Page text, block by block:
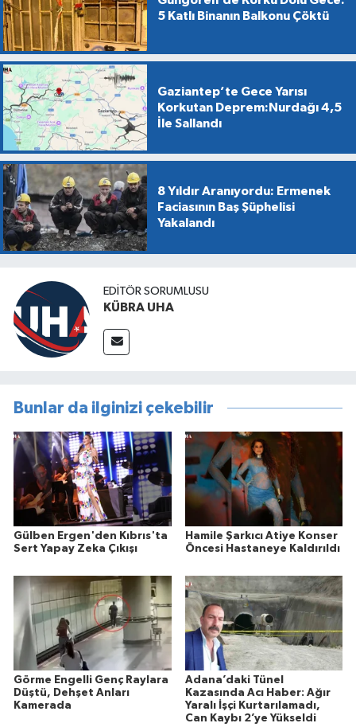
5 Katlı Binanın Balkonu Çöktü
Gaziantep’te Gece Yarısı
Korkutan Deprem:Nurdağı 4,5
İle Sallandı
8 Yıldır Aranıyordu: Ermenek
Faciasının Baş Şüphelisi
Yakalandı
EDİTÖR SORUMLUSU
KÜBRA UHA
Bunlar da ilginizi çekebilir
Gülben Ergen'den Kıbrıs'ta
Sert Yapay Zeka Çıkışı
Hamile Şarkıcı Atiye Konser
Öncesi Hastaneye Kaldırıldı
Görme Engelli Genç Raylara
Düştü, Dehşet Anları
Kamerada
Adana’daki Tünel
Kazasında Acı Haber: Ağır
Yaralı İşçi Kurtarılamadı,
Can Kaybı 2’ye Yükseldi